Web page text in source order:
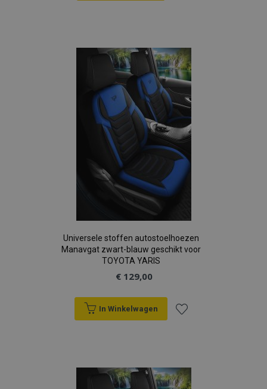
aan
verlanglijst
Universele stoffen autostoelhoezen
Manavgat zwart-blauw geschikt voor
TOYOTA YARIS
€ 129,00
In Winkelwagen
aan